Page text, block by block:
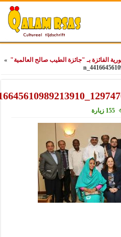
بـ "جائزة الطيب صالح العالمية"
»